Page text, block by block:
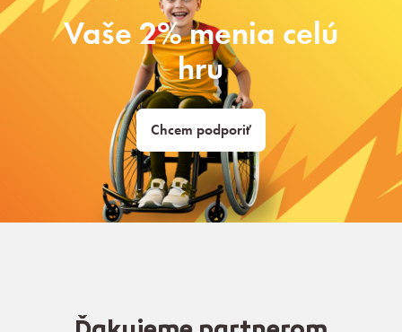
Vaše 2% menia celú
hru
Chcem podporiť